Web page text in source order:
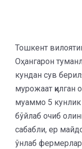
Тошкент
Оҳангарон
кундан сув
мурожаат қилган
муаммо 5 кунлик
бўйлаб очиб
сабабли, ер
ўнлаб